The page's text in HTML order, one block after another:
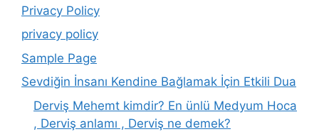
Privacy Policy
privacy policy
Sample Page
Sevdiğin İnsanı Kendine Bağlamak İçin Etkili Dua
Derviş Mehemt kimdir? En ünlü Medyum Hoca
, Derviş anlamı , Derviş ne demek?